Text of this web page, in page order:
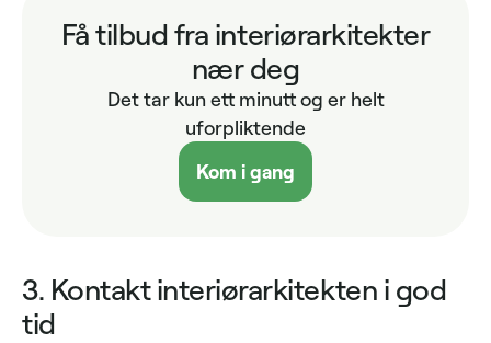
Få tilbud fra interiørarkitekter
nær deg
Det tar kun ett minutt og er helt
uforpliktende
Kom i gang
3. Kontakt interiørarkitekten i god
tid